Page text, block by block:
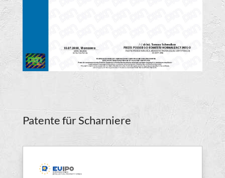
Patente für Scharniere